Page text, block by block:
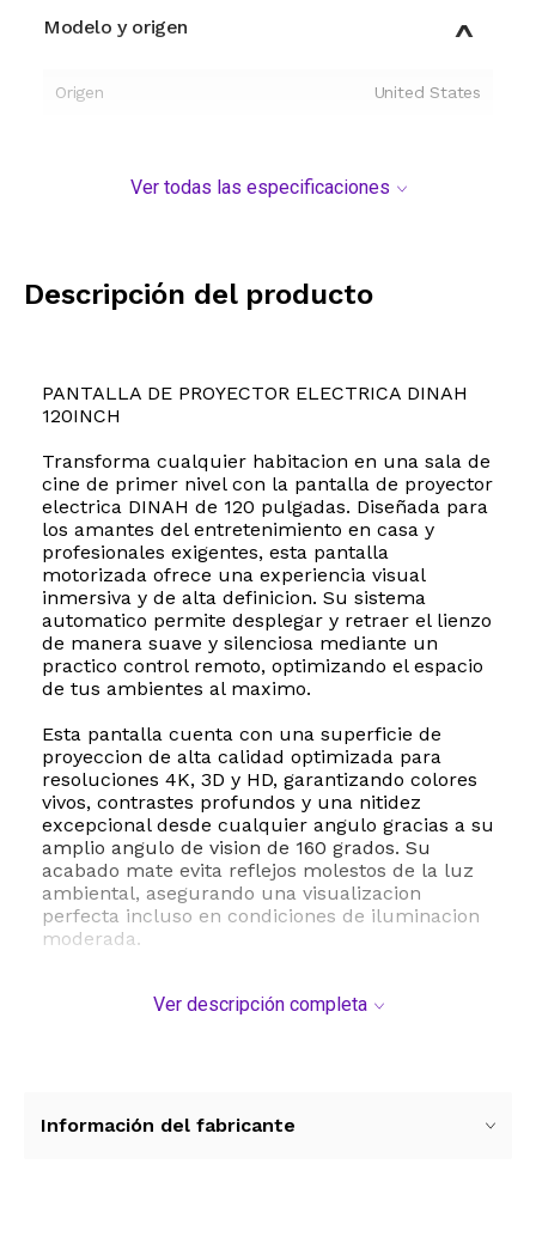
Modelo y origen
Origen United States
Ver todas las especificaciones
Descripción del producto
PANTALLA DE PROYECTOR ELECTRICA DINAH
120INCH
Transforma cualquier habitacion en una sala de
cine de primer nivel con la pantalla de proyector
electrica DINAH de 120 pulgadas. Diseñada para
los amantes del entretenimiento en casa y
profesionales exigentes, esta pantalla
motorizada ofrece una experiencia visual
inmersiva y de alta definicion. Su sistema
automatico permite desplegar y retraer el lienzo
de manera suave y silenciosa mediante un
practico control remoto, optimizando el espacio
de tus ambientes al maximo.
Esta pantalla cuenta con una superficie de
proyeccion de alta calidad optimizada para
resoluciones 4K, 3D y HD, garantizando colores
vivos, contrastes profundos y una nitidez
excepcional desde cualquier angulo gracias a su
amplio angulo de vision de 160 grados. Su
acabado mate evita reflejos molestos de la luz
ambiental, asegurando una visualizacion
perfecta incluso en condiciones de iluminacion
moderada.
sencilla tanto en el techo como en la pared,
tensado optimo del lienzo para evitar arrugas o
Ver descripción completa
Información del fabricante